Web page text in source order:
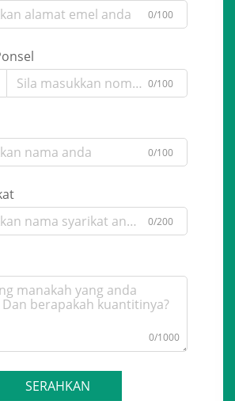
0/100
0/100
0/100
0/200
0/1000
SERAHKAN